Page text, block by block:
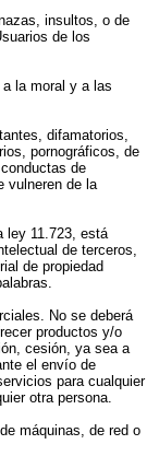
insultos, o de
de los
la moral y a las
difamatorios,
pornográficos, de
de
vulneren de la
ley 11.723, está
de terceros,
de propiedad
No se deberá
productos y/o
cesión, ya sea a
el envío de
para cualquier
otra persona.
máquinas, de red o